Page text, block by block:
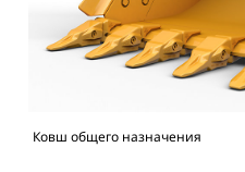
Ковш общего назначения